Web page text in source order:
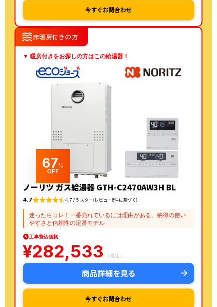
今すぐお問合わせ
waves床暖房付きの方
▼ 暖房付きをお探しの方はこの給湯器！
67%
OFF
ノーリツ ガス給湯器 GTH-C2470AW3H BL
4.7 4.7 / 5 スター(レビュー6件に基づく)
迷ったらコレ！一番売れているには理由がある。納得の使い
やすさと信頼性の定番モデル
工事費込価格
¥282,533 （税込）
商品詳細を見る
今すぐお問合わせ